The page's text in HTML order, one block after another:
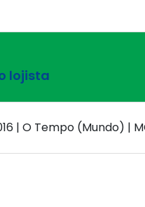
lojista
| O Tempo (Mundo) |